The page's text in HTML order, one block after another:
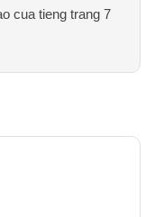
cua tieng trang 7